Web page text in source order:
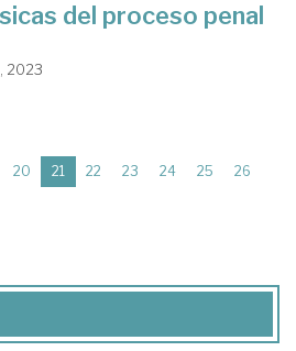
del proceso penal
2023
20 21 (current)
22 23 24 25
26